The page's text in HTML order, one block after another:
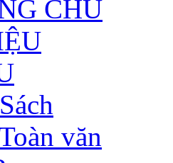
CHỦ
văn